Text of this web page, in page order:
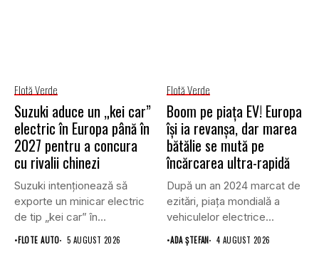
Flotă Verde
Suzuki aduce un „kei car”
electric în Europa până în
2027 pentru a concura
cu rivalii chinezi
Suzuki intenționează să
exporte un minicar electric
de tip „kei car” în...
•FLOTE AUTO 5 AUGUST 2026
Flotă Verde
Boom pe piața EV! Europa
își ia revanșa, dar marea
bătălie se mută pe
încărcarea ultra-rapidă
După un an 2024 marcat de
ezitări, piața mondială a
vehiculelor electrice...
•ADA ȘTEFAN 4 AUGUST 2026